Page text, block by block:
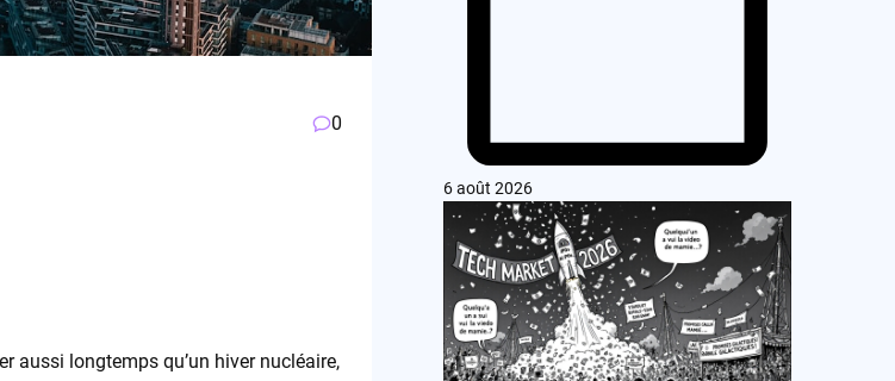
0
aussi longtemps qu’un hiver nucléaire,
6 août 2026